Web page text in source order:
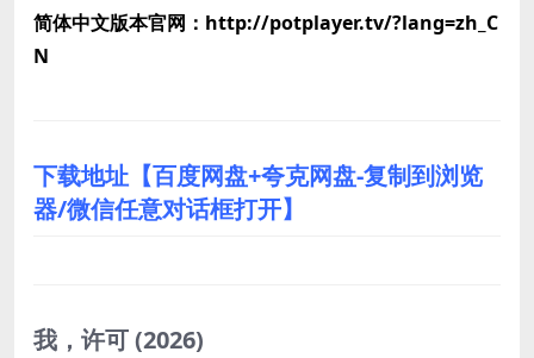
简体中文版本官网：http://potplayer.tv/?lang=zh_C
N
下载地址【百度网盘+夸克网盘-复制到浏览
器/微信任意对话框打开】
我，许可(2026)